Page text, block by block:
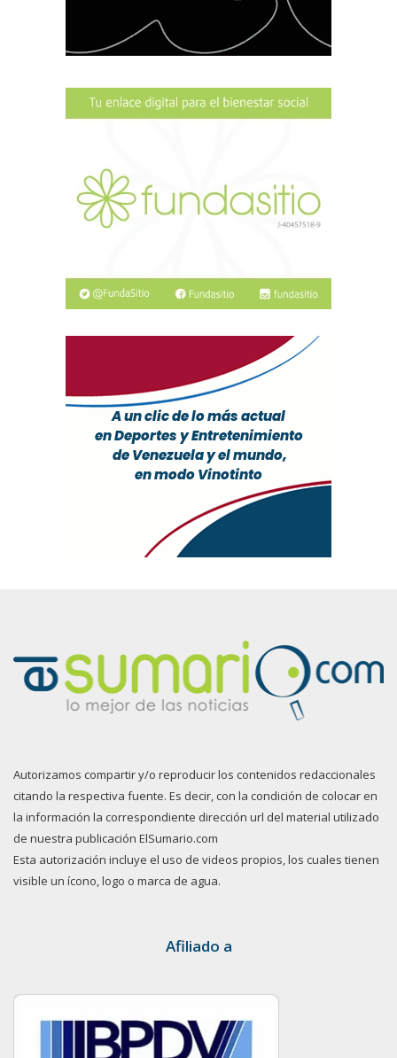
Autorizamos compartir y/o reproducir los contenidos redaccionales
citando la respectiva fuente. Es decir, con la condición de colocar en
la información la correspondiente dirección url del material utilizado
de nuestra publicación ElSumario.com
Esta autorización incluye el uso de videos propios, los cuales tienen
visible un ícono, logo o marca de agua.
Afiliado a